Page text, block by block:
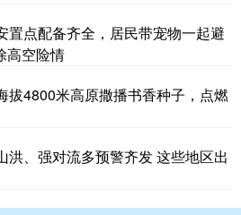
置点配备齐全，居民带宠物一起避
高空险情
拔4800米高原撒播书香种子，点燃
洪、强对流多预警齐发 这些地区出